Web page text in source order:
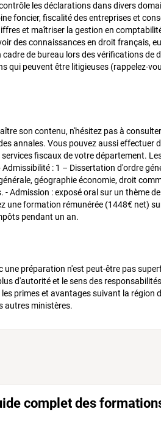
les déclarations dans divers
foncier, fiscalité des entreprises et
et maîtriser la gestion en
des connaissances en droit français,
de bureau lors des vérifications de
qui peuvent être litigieuses (rappelez-
son contenu, n'hésitez pas à
annales. Vous pouvez aussi effectuer
fiscaux de votre département.
: 1 – Dissertation d'ordre
géographie économie, droit
Admission : exposé oral sur un thème
une formation rémunérée (1448€ net)
pendant un an.
préparation n'est peut-être pas
d'autorité et le sens des
primes et avantages suivant la région
autres ministères.
complet des